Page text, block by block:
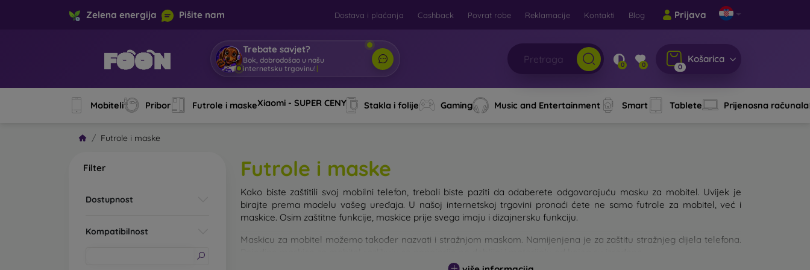
Zelena energija Pišite nam Dostava i plaćanja Cashback Povrat robe Reklamacije Kontakti Blog Prijava
Trebate savjet?
Bok, dobrodošao u našu
internetsku trgovinu! | 0 0 0
Košarica
Mobiteli Pribor Futrole i maskeXiaomi - SUPER CENY Stakla i folije Gaming Music and Entertainment Smart Tablete Prijenosna računala
Futrole i maske
Filter
Dostupnost
Kompatibilnost
Futrole i maske
Kako biste zaštitili svoj mobilni telefon, trebali biste paziti da odaberete odgovarajuću masku za mobitel. Uvijek je
birajte prema modelu vašeg uređaja. U našoj internetskoj trgovini pronaći ćete ne samo futrole za mobitel, već i
maskice. Osim zaštitne funkcije, maskice prije svega imaju i dizajnersku funkciju.
Maskicu za mobitel možemo također nazvati i stražnjom maskom. Namijenjena je za zaštitu stražnjeg dijela telefona.